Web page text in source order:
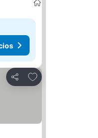
Compartir
Agregar a favoritos